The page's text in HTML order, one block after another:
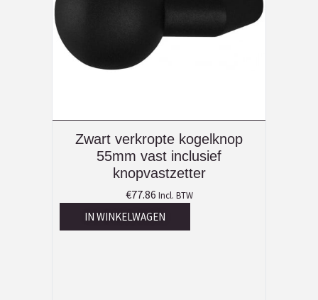
Zwart verkropte kogelknop
55mm vast inclusief
knopvastzetter
€77.86 Incl. BTW
IN WINKELWAGEN